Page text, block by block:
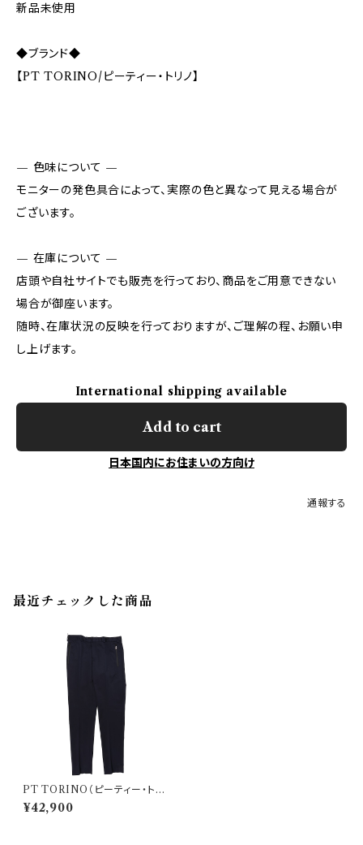
新品未使用
◆ブランド◆
【PT TORINO/ピーティー・トリノ】
— 色味について —
モニターの発色具合によって、実際の色と異なって見える場合が
ございます。
— 在庫について —
店頭や自社サイトでも販売を行っており、商品をご用意できない
場合が御座います。
随時、在庫状況の反映を行っておりますが、ご理解の程、お願い申
し上げます。
International shipping available
Add to cart
日本国内にお住まいの方向け
通報する
最近チェックした商品
PT TORINO（ピーティー・トリ
ノ） パンツ Active 33641
¥42,900